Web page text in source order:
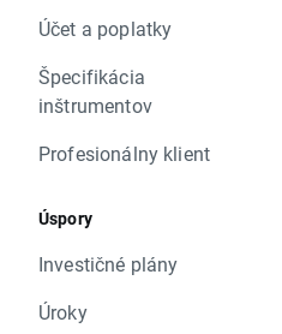
Účet a poplatky
Špecifikácia
inštrumentov
Profesionálny klient
Úspory
Investičné plány
Úroky